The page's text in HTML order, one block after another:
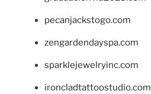
pecanjackstogo.com
zengardendayspa.com
sparklejewelryinc.com
ironcladtattoostudio.com